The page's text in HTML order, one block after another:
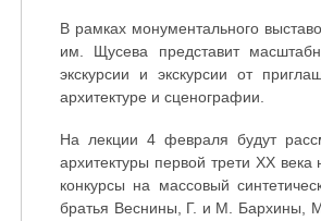
В рамках монументального
им. Щусева представит
экскурсии и экскурсии от
архитектуре и сценографии.
На лекции 4 февраля будут
архитектуры первой трети XX
конкурсы на массовый
братья Веснины, Г. и М. Бархины,